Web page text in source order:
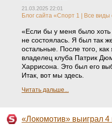
21.03.2025 22:01
Блог сайта «Спорт 1 | Все виды
«Если бы у меня было хоть
не состоялась. Я был так
остальные. После того,
владелец клуба Патрик
Харрисона. Это был его
Итак, вот мы здесь.
Читать дальше...
«Локомотив» выиграл 4